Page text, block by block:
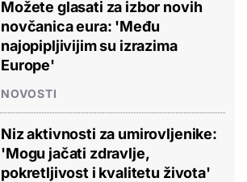
Možete glasati za izbor novih
novčanica eura: 'Među
najopipljivijim su izrazima
Europe'
NOVOSTI
Niz aktivnosti za umirovljenike:
'Mogu jačati zdravlje,
pokretljivost i kvalitetu života'